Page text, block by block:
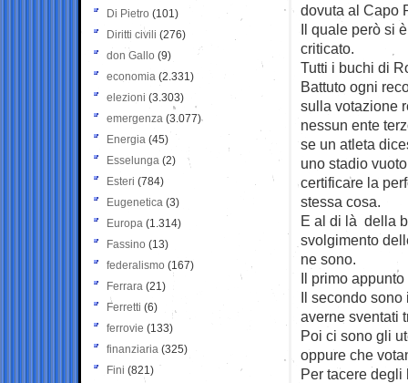
dovuta al Capo
Il quale però si
criticato.
Tutti i buchi di
Battuto ogni
sulla votazione
nessun ente
se un atleta
uno stadio
certificare la
stessa cosa.
E al di là della
svolgimento
ne sono.
Il primo
Il secondo sono
averne sventati
Poi ci sono gli
oppure che
Per tacere degli
Di Pietro (101)
Diritti civili (276)
don Gallo (9)
economia (2.331)
elezioni (3.303)
emergenza (3.077)
Energia (45)
Esselunga (2)
Esteri (784)
Eugenetica (3)
Europa (1.314)
Fassino (13)
federalismo (167)
Ferrara (21)
Ferretti (6)
ferrovie (133)
finanziaria (325)
Fini (821)